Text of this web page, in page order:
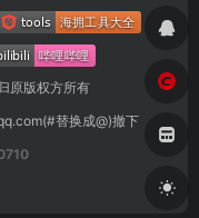
原版权方所有
替换成@)撤下